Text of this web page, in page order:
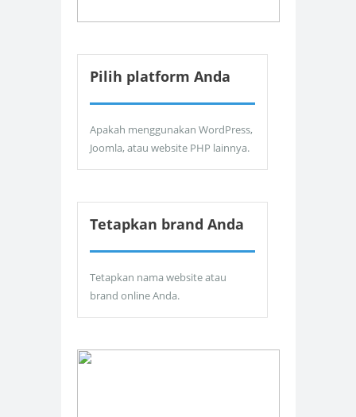
Pilih platform Anda
Apakah menggunakan WordPress,
Joomla, atau website PHP lainnya.
Tetapkan brand Anda
Tetapkan nama website atau
brand online Anda.